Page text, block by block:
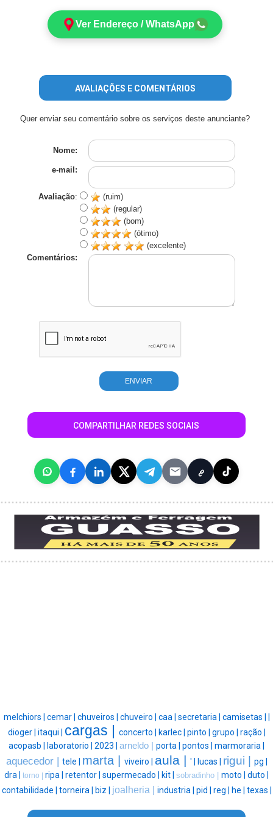
Ver Endereço / WhatsApp
AVALIAÇÕES E COMENTÁRIOS
Quer enviar seu comentário sobre os serviços deste anunciante?
Nome:
e-mail:
Avaliação:
(ruim)
(regular)
(bom)
(ótimo)
(excelente)
Comentários:
COMPARTILHAR REDES SOCIAIS
melchiors | cemar | chuveiros | chuveiro | caa | secretaria | camisetas |
dioger | itaqui | cargas | concerto | karlec | pinto | grupo | ração |
acopasb |
laboratorio | 2023 | arneldo | porta | pontos | marmoraria |
aquecedor | tele | marta | viveiro | aula | ' | lucas | rigui | pg |
dra | torno | ripa | retentor | supermecado | kit | sobradinho | moto | duto |
contabilidade | torneira | biz | joalheria | industria | pid | reg | he | texas |